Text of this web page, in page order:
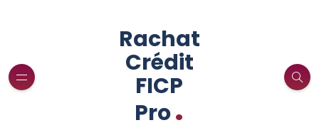
Rachat
Crédit
FICP
Pro.